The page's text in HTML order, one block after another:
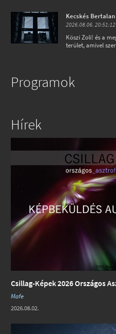
Kecskés Bertalan
2026.08.06. 20:51:12
Köszi Zoli! és a
terület, amivel
Programok
Hírek
Csillag-Képek 2026 Országos
Mafe
2026.08.02.